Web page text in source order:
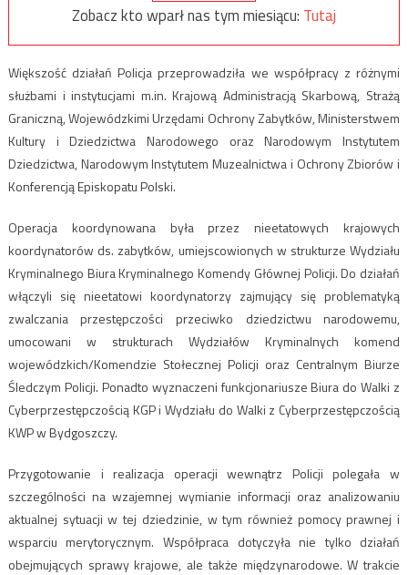
Zobacz kto wparł nas tym miesiącu: Tutaj
Większość działań Policja przeprowadziła we współpracy z różnymi
służbami i instytucjami m.in. Krajową Administracją Skarbową, Strażą
Graniczną, Wojewódzkimi Urzędami Ochrony Zabytków, Ministerstwem
Kultury i Dziedzictwa Narodowego oraz Narodowym Instytutem
Dziedzictwa, Narodowym Instytutem Muzealnictwa i Ochrony Zbiorów i
Konferencją Episkopatu Polski.
Operacja koordynowana była przez nieetatowych krajowych
koordynatorów ds. zabytków, umiejscowionych w strukturze Wydziału
Kryminalnego Biura Kryminalnego Komendy Głównej Policji. Do działań
włączyli się nieetatowi koordynatorzy zajmujący się problematyką
zwalczania przestępczości przeciwko dziedzictwu narodowemu,
umocowani w strukturach Wydziałów Kryminalnych komend
wojewódzkich/Komendzie Stołecznej Policji oraz Centralnym Biurze
Śledczym Policji. Ponadto wyznaczeni funkcjonariusze Biura do Walki z
Cyberprzestępczością KGP i Wydziału do Walki z Cyberprzestępczością
KWP w Bydgoszczy.
Przygotowanie i realizacja operacji wewnątrz Policji polegała w
szczególności na wzajemnej wymianie informacji oraz analizowaniu
aktualnej sytuacji w tej dziedzinie, w tym również pomocy prawnej i
wsparciu merytorycznym. Współpraca dotyczyła nie tylko działań
obejmujących sprawy krajowe, ale także międzynarodowe. W trakcie